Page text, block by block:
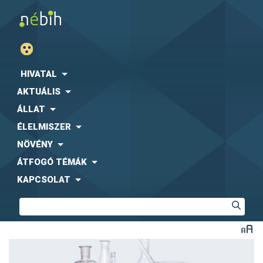
HIVATAL
AKTUÁLIS
ÁLLAT
ÉLELMISZER
NÖVÉNY
ÁTFOGÓ TÉMÁK
KAPCSOLAT